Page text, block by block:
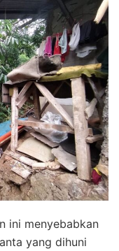
ini menyebabkan
yang dihuni